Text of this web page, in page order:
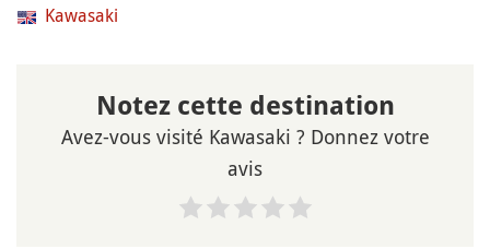
Kawasaki
Notez cette destination
Avez-vous visité Kawasaki ? Donnez votre
avis